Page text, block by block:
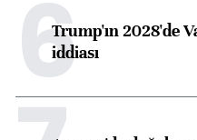
6Trump'ın 2028'de
iddiası